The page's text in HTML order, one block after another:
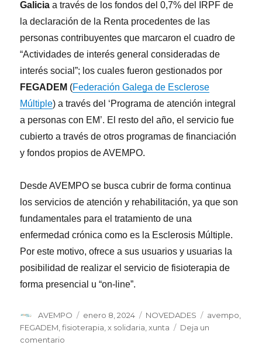
Galicia a través de los fondos del 0,7% del IRPF de
la declaración de la Renta procedentes de las
personas contribuyentes que marcaron el cuadro de
“Actividades de interés general consideradas de
interés social”; los cuales fueron gestionados por
FEGADEM (Federación Galega de Esclerose
Múltiple) a través del ‘Programa de atención integral
a personas con EM’. El resto del año, el servicio fue
cubierto a través de otros programas de financiación
y fondos propios de AVEMPO.
Desde AVEMPO se busca cubrir de forma continua
los servicios de atención y rehabilitación, ya que son
fundamentales para el tratamiento de una
enfermedad crónica como es la Esclerosis Múltiple.
Por este motivo, ofrece a sus usuarios y usuarias la
posibilidad de realizar el servicio de fisioterapia de
forma presencial u “on-line”.
Autor
AVEMPO
Publicado
el
enero 8, 2024 Categorías
NOVEDADES Etiquetas
avempo
FEGADEM,fisioterapia,x solidaria,xunta
Deja un
comentario